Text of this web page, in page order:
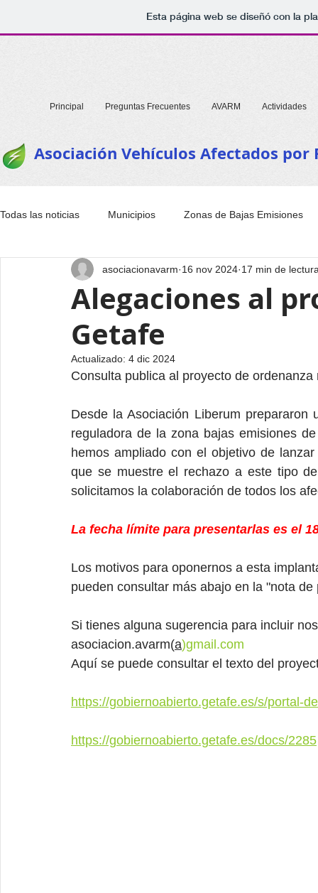
Esta página web se diseñó con la
Principal Preguntas Frecuentes AVARM Actividades
Asociación Vehículos Afectados
Todas las noticias Municipios Zonas de Bajas Emisiones
Alegaciones al
Getafe
asociacionavarm 16 nov 2024 17 min de
Actualizado: 4 dic 2024
Consulta publica al proyecto de
Desde la Asociación Liberum prepararon
reguladora de la zona bajas emisiones
hemos ampliado con el objetivo de
que se muestre el rechazo a este tipo
solicitamos la colaboración de todos los
La fecha límite para presentarlas es el
Los motivos para oponernos a esta
pueden consultar más abajo en la "nota de
Si tienes alguna sugerencia para incluir
asociacion.avarm(a)gmail.com
Aquí se puede consultar el texto del
https://gobiernoabierto.getafe.es/s/portal-
https://gobiernoabierto.getafe.es/docs/2285